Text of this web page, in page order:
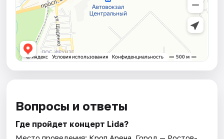
Вопросы и ответы
Где пройдет концерт Lida?